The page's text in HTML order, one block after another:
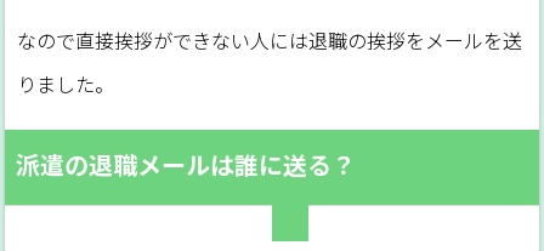
なので直接挨拶ができない人には退職の挨拶をメールを送
りました。
派遣の退職メールは誰に送る？